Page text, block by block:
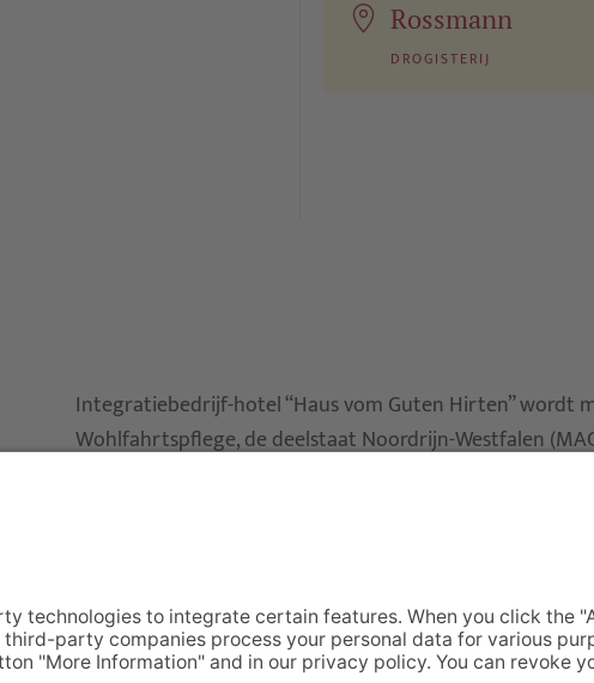
Rossmann
DROGISTERIJ
Integratiebedrijf-hotel “Haus vom Guten Hirten” wordt
Wohlfahrtspflege, de deelstaat Noordrijn-Westfalen